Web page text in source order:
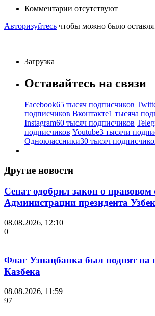
Комментарии отсутствуют
Авторизуйтесь чтобы можно было
Загрузка
Оставайтесь на связи
Facebook65 тысяч подписчиков
подписчиков Вконтакте1 тысяча
Instagram60 тысяч подписчиков
подписчиков Youtube3 тысячи
Одноклассники30 тысяч
Другие новости
Сенат одобрил закон о правовом
Администрации президента
08.08.2026, 12:10
0
Флаг Узнацбанка был поднят на
Казбека
08.08.2026, 11:59
97